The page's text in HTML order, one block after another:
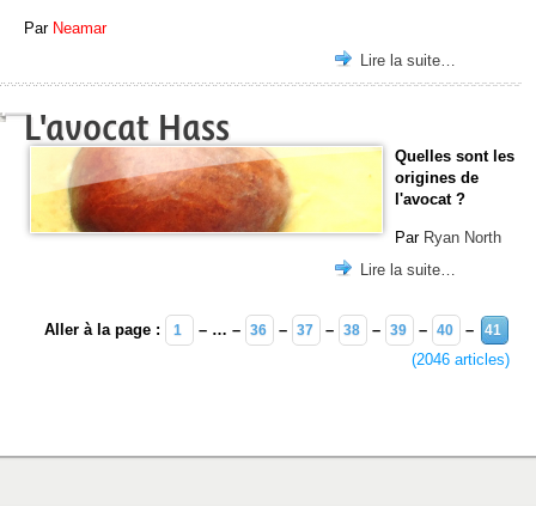
Par Neamar
Lire la suite…
L'avocat Hass
Quelles sont les
origines de
l'avocat ?
Par Ryan North
Lire la suite…
Aller à la page : 1 – … – 36 – 37 – 38 – 39 – 40 – 41
(2046 articles)